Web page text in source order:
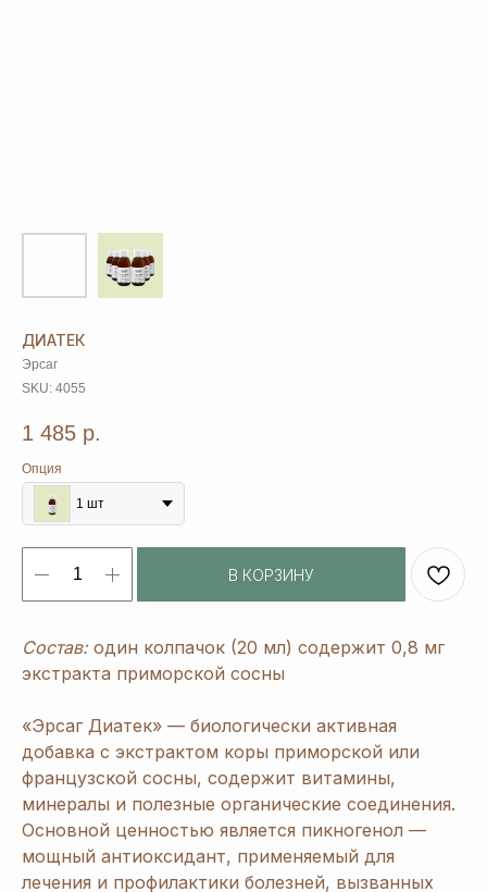
ДИАТЕК
Эрсаг
SKU: 4055
1 485 р.
Опция
1 шт
В КОРЗИНУ
Состав:один колпачок (20 мл) содержит 0,8 мг
экстракта приморской сосны
«Эрсаг Диатек» — биологически активная
добавка с экстрактом коры приморской или
французской сосны, содержит витамины,
минералы и полезные органические соединения.
Основной ценностью является пикногенол —
мощный антиоксидант, применяемый для
лечения и профилактики болезней, вызванных